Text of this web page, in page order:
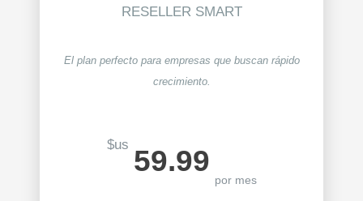
RESELLER SMART
El plan perfecto para empresas que buscan rápido
crecimiento.
$us 59.99
por mes